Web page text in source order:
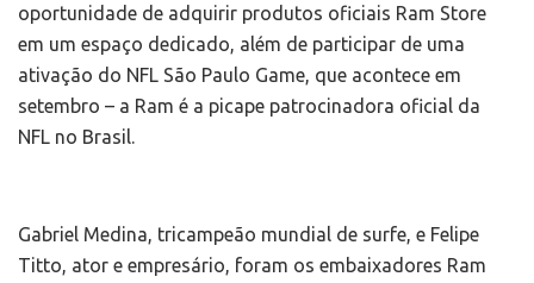
oportunidade de adquirir produtos oficiais Ram Store
em um espaço dedicado, além de participar de uma
ativação do NFL São Paulo Game, que acontece em
setembro – a Ram é a picape patrocinadora oficial da
NFL no Brasil.
Gabriel Medina, tricampeão mundial de surfe, e Felipe
Titto, ator e empresário, foram os embaixadores Ram